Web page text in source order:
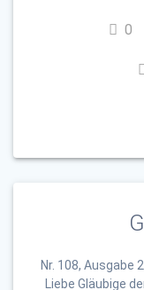
0
Nr. 108, Ausgabe
Liebe Gläubige